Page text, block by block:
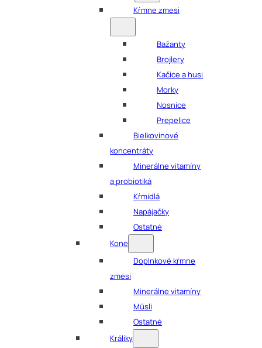
Kŕmne zmesi
Bažanty
Brojlery
Kačice a husi
Morky
Nosnice
Prepelice
Bielkovinové
koncentráty
Minerálne vitamíny
a probiotiká
Kŕmidlá
Napájačky
Ostatné
Kone
Doplnkové kŕmne
zmesi
Minerálne vitamíny
Müsli
Ostatné
Králiky